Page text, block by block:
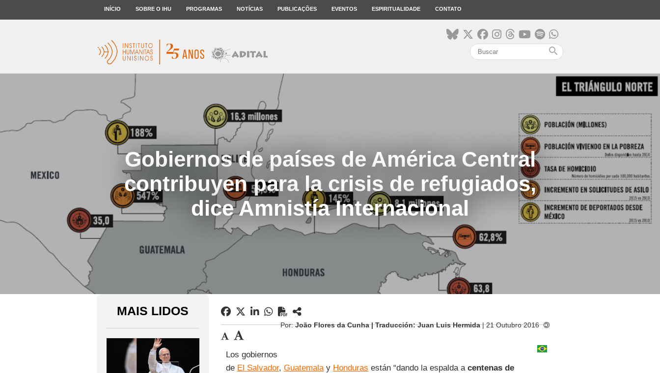
INÍCIO SOBRE O IHU PROGRAMAS NOTÍCIAS PUBLICAÇÕES EVENTOS ESPIRITUALIDADE CONTATO
search
Gobiernos de países de América Central
contribuyen para la crisis de refugiados,
dice Amnistía Internacional
MAIS LIDOS
Por:João Flores da Cunha | Traducción: Juan Luis Hermida| 21 Outubro 2016
Los gobiernos
de El Salvador, Guatemalay Honduras están “dando la espalda a centenas de